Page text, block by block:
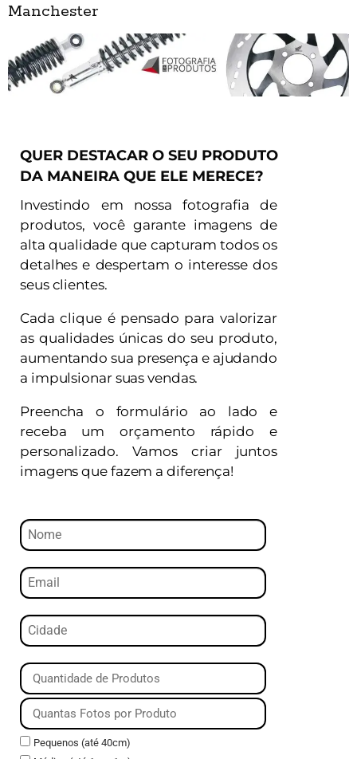
Manchester
QUER DESTACAR O SEU PRODUTO
DA MANEIRA QUE ELE MERECE?
Investindo em nossa fotografia de
produtos, você garante imagens de
alta qualidade que capturam todos os
detalhes e despertam o interesse dos
seus clientes.
Cada clique é pensado para valorizar
as qualidades únicas do seu produto,
aumentando sua presença e ajudando
a impulsionar suas vendas.
Preencha o formulário ao lado e
receba um orçamento rápido e
personalizado. Vamos criar juntos
imagens que fazem a diferença!
Pequenos (até 40cm)